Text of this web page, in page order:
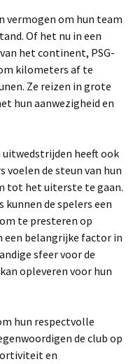
vermogen om hun team
Of het nu in een
het continent, PSG-
kilometers af te
Ze reizen in grote
hun aanwezigheid en
uitwedstrijden heeft ook
voelen de steun van hun
tot het uiterste te gaan.
kunnen de spelers een
te presteren op
een belangrijke factor in
sfeer voor de
opleveren voor hun
hun respectvolle
de club op
en